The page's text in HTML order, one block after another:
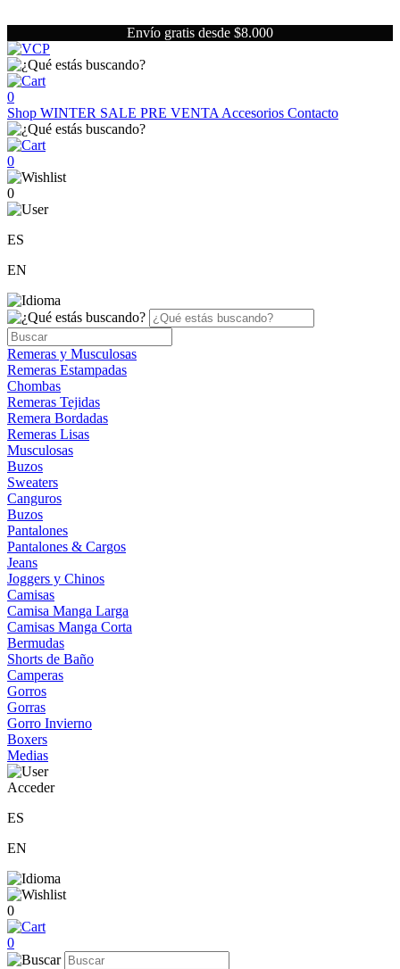
Envío gratis desde $8.000
0
Shop WINTER SALE PRE VENTA Accesorios Contacto
0
0
ES
EN
Remeras y Musculosas
Remeras Estampadas
Chombas
Remeras Tejidas
Remera Bordadas
Remeras Lisas
Musculosas
Buzos
Sweaters
Canguros
Buzos
Pantalones
Pantalones & Cargos
Jeans
Joggers y Chinos
Camisas
Camisa Manga Larga
Camisas Manga Corta
Bermudas
Shorts de Baño
Camperas
Gorros
Gorras
Gorro Invierno
Boxers
Medias
Acceder
ES
EN
0
0